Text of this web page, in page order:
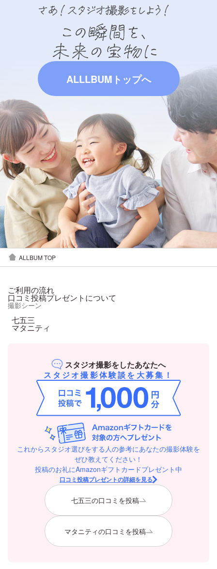
ALLLBUMトップへ
ALLBUM TOP
ご利用の流れ
口コミ投稿プレゼントについて
撮影シーン
七五三
マタニティ
スタジオ撮影をしたあなたへ
スタジオ撮影体験談を大募集！
これからスタジオ選びをする人の参考にあなたの撮影体験を
ぜひ教えてください！
投稿のお礼にAmazonギフトカードプレゼント中
口コミ投稿プレゼントの詳細を見る
七五三の口コミを投稿
マタニティの口コミを投稿